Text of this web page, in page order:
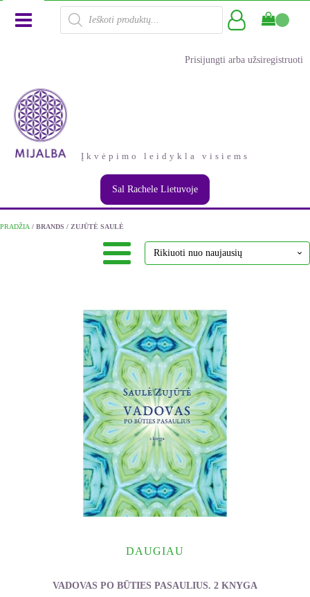
Products
search
Prisijungti arba užsiregistruoti
Įkvėpimo leidykla visiems
Sal Rachele Lietuvoje
PRADŽIA / BRANDS / ZUJŪTĖ SAULĖ
DAUGIAU
VADOVAS PO BŪTIES PASAULIUS. 2 KNYGA